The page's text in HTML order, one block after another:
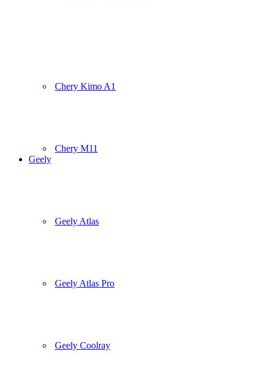
Chery Kimo A1
Chery M11
Geely
Geely Atlas
Geely Atlas Pro
Geely Coolray